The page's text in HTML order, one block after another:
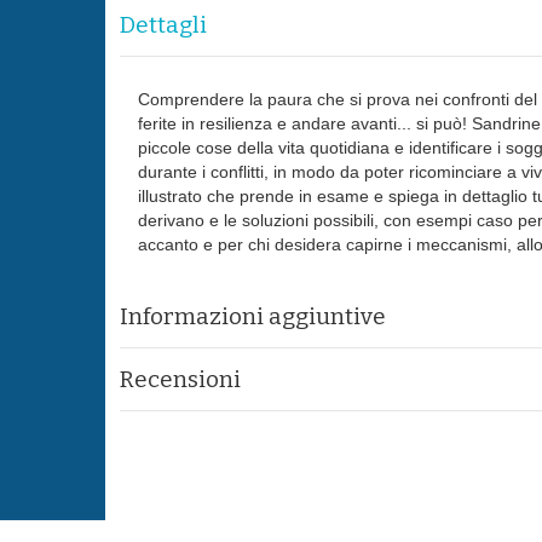
Dettagli
Comprendere la paura che si prova nei confronti
ferite in resilienza e andare avanti... si può!
piccole cose della vita quotidiana e identificare i
durante i conflitti, in modo da poter ricominciare a
illustrato che prende in esame e spiega in dettaglio
derivano e le soluzioni possibili, con esempi caso
accanto e per chi desidera capirne i meccanismi,
Informazioni aggiuntive
Recensioni